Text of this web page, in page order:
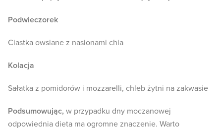
Podwieczorek
Ciastka owsiane z nasionami chia
Kolacja
Sałatka z pomidorów i mozzarelli, chleb żytni na zakwasie
Podsumowując, w przypadku dny moczanowej
odpowiednia dieta ma ogromne znaczenie. Warto